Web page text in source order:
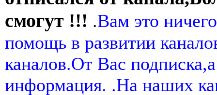
смогут !!! .Вам это
помощь в развитии
каналов.От Вас
информация. .На наших